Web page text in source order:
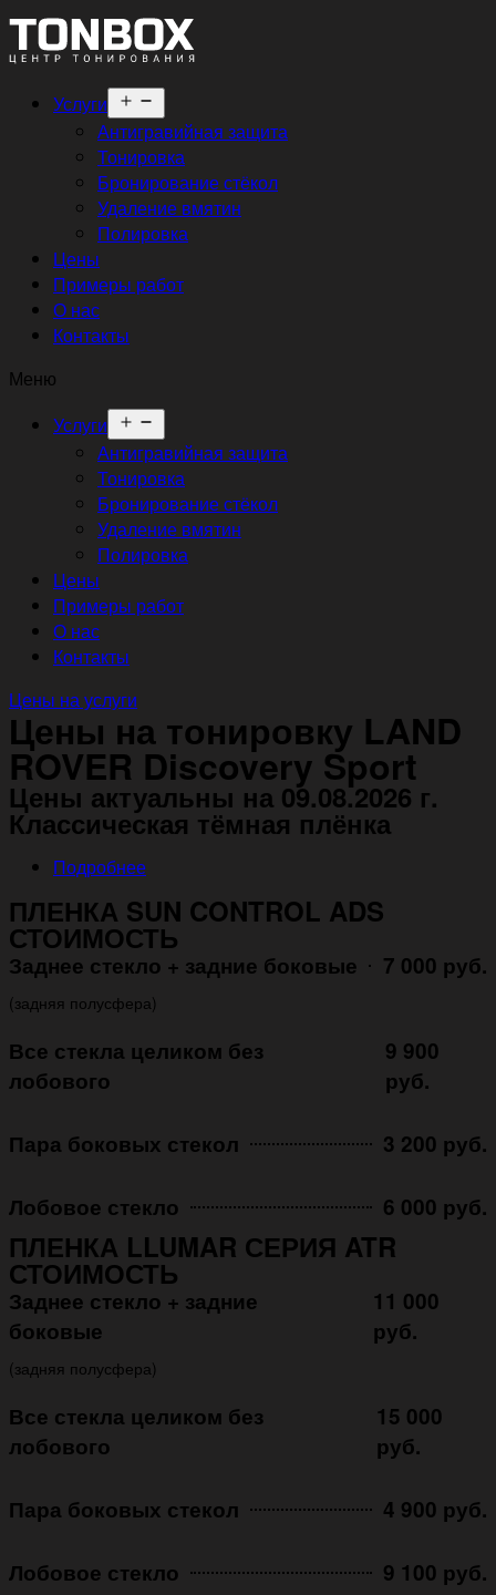
Услуги
меню
Антигравийная защита
Тонировка
Бронирование стёкол
Удаление вмятин
Полировка
Цены
Примеры работ
О нас
Контакты
Меню
Услуги
меню
Антигравийная защита
Тонировка
Бронирование стёкол
Удаление вмятин
Полировка
Цены
Примеры работ
О нас
Контакты
Цены на услуги
Цены на тонировку LAND
ROVER Discovery Sport
Цены актуальны на 09.08.2026 г.
Классическая тёмная плёнка
Подробнее
ПЛЕНКА SUN CONTROL ADS
СТОИМОСТЬ
Заднее стекло + задние боковые 7 000 руб.
(задняя полусфера)
Все стекла целиком без
лобового
9 900
руб.
Пара боковых стекол 3 200 руб.
Лобовое стекло 6 000 руб.
ПЛЕНКА LLUMAR СЕРИЯ ATR
СТОИМОСТЬ
Заднее стекло + задние
боковые
11 000
руб.
(задняя полусфера)
Все стекла целиком без
лобового
15 000
руб.
Пара боковых стекол 4 900 руб.
Лобовое стекло 9 100 руб.